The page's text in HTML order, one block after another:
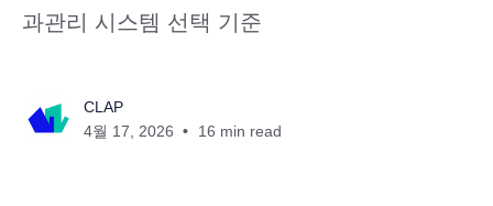
과관리 시스템 선택 기준
CLAP
4월 17, 2026
16 min read